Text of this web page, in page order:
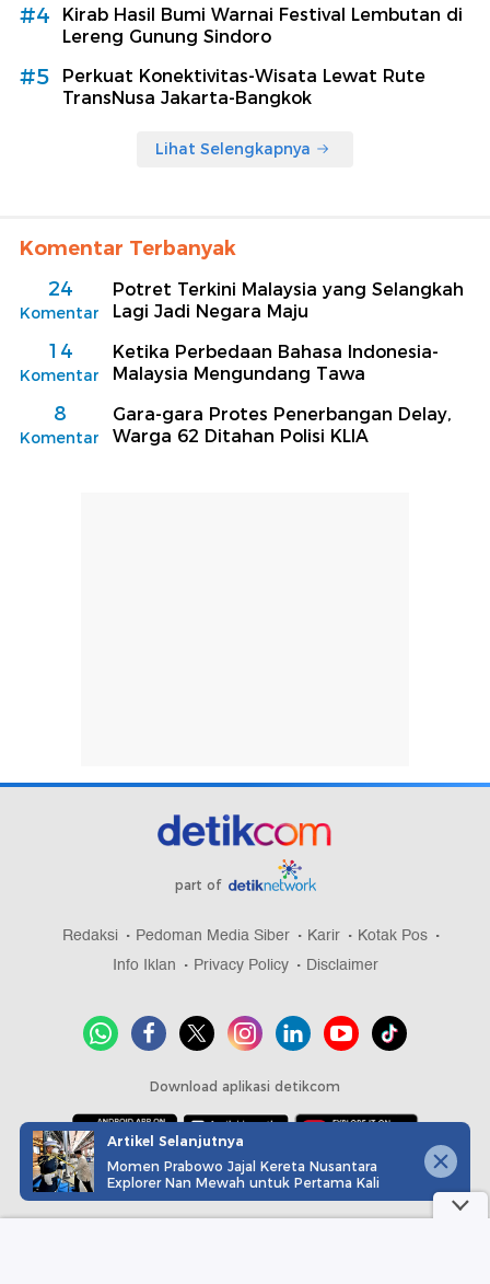
#4
Kirab Hasil Bumi Warnai Festival Lembutan di
Lereng Gunung Sindoro
#5
Perkuat Konektivitas-Wisata Lewat Rute
TransNusa Jakarta-Bangkok
Lihat Selengkapnya
Komentar Terbanyak
24
Komentar
Potret Terkini Malaysia yang Selangkah
Lagi Jadi Negara Maju
14
Komentar
Ketika Perbedaan Bahasa Indonesia-
Malaysia Mengundang Tawa
8
Komentar
Gara-gara Protes Penerbangan Delay,
Warga 62 Ditahan Polisi KLIA
part of
Redaksi Pedoman Media Siber Karir
Kotak Pos
Info Iklan
Privacy Policy Disclaimer
Download aplikasi detikcom
Copyright @ 2026 detikcom, All right reserved
Artikel Selanjutnya
Momen Prabowo Jajal Kereta Nusantara
Explorer Nan Mewah untuk Pertama Kali